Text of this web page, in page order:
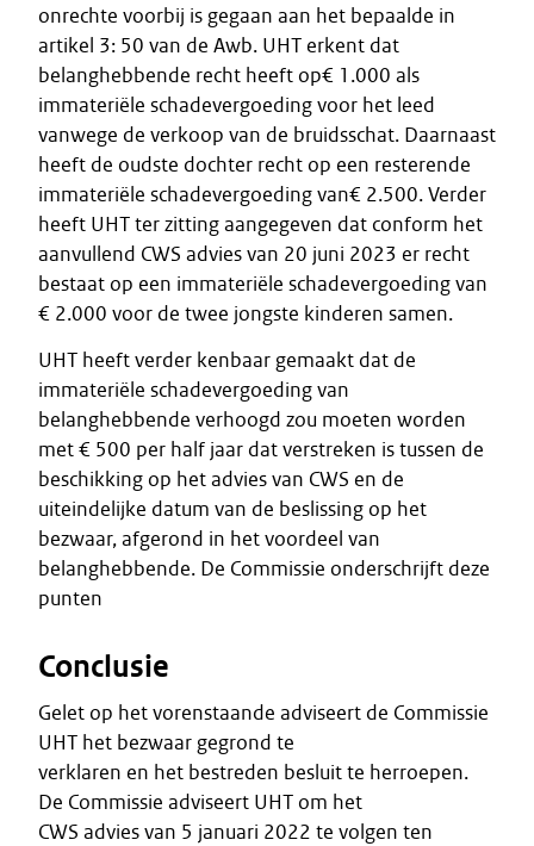
onrechte voorbij is gegaan aan het bepaalde in
artikel 3: 50 van de Awb. UHT erkent dat
belanghebbende recht heeft op€ 1.000 als
immateriële schadevergoeding voor het leed
vanwege de verkoop van de bruidsschat. Daarnaast
heeft de oudste dochter recht op een resterende
immateriële schadevergoeding van€ 2.500. Verder
heeft UHT ter zitting aangegeven dat conform het
aanvullend CWS advies van 20 juni 2023 er recht
bestaat op een immateriële schadevergoeding van
€ 2.000 voor de twee jongste kinderen samen.
UHT heeft verder kenbaar gemaakt dat de
immateriële schadevergoeding van
belanghebbende verhoogd zou moeten worden
met € 500 per half jaar dat verstreken is tussen de
beschikking op het advies van CWS en de
uiteindelijke datum van de beslissing op het
bezwaar, afgerond in het voordeel van
belanghebbende. De Commissie onderschrijft deze
punten
Conclusie
Gelet op het vorenstaande adviseert de Commissie
UHT het bezwaar gegrond te
verklaren en het bestreden besluit te herroepen.
De Commissie adviseert UHT om het
CWS advies van 5 januari 2022 te volgen ten